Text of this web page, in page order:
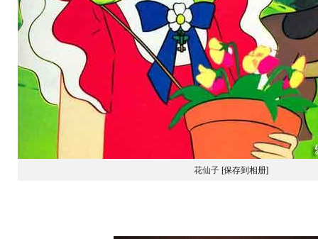
花仙子 [保存到相册]